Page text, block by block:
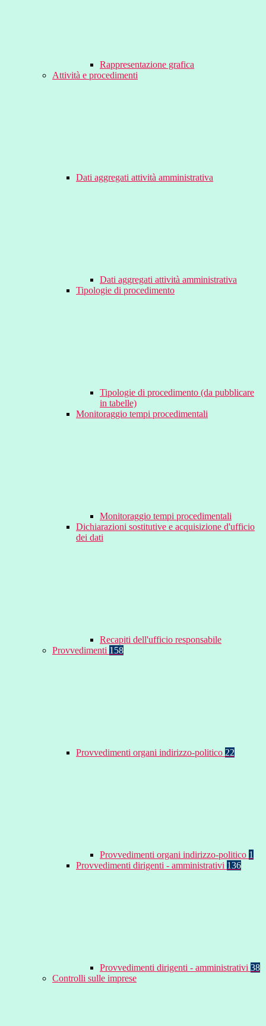
Rappresentazione grafica
Attività e procedimenti
Dati aggregati attività amministrativa
Dati aggregati attività amministrativa
Tipologie di procedimento
Tipologie di procedimento (da pubblicare
in tabelle)
Monitoraggio tempi procedimentali
Monitoraggio tempi procedimentali
Dichiarazioni sostitutive e acquisizione d'ufficio
dei dati
Recapiti dell'ufficio responsabile
Provvedimenti 158
Provvedimenti organi indirizzo-politico 22
Provvedimenti organi indirizzo-politico 1
Provvedimenti dirigenti - amministrativi 136
Provvedimenti dirigenti - amministrativi 38
Controlli sulle imprese